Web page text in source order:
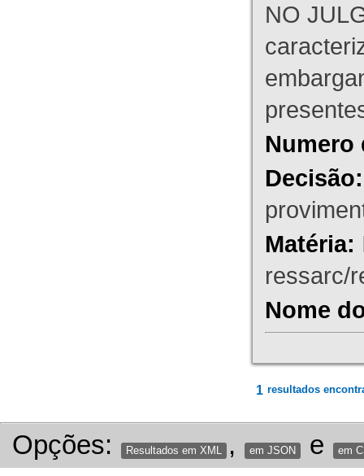
NO
Numero
Decisão:
Matéria:
ressarc/
Nome
1 resultados
Opções: Resultados em XML , em JSON e em